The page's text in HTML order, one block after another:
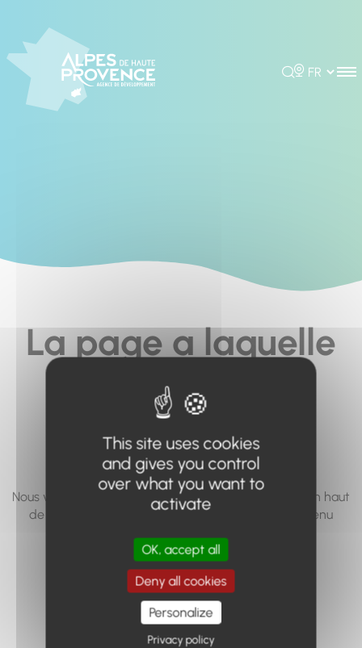
Rechercher
Choisir la
La page a laquelle
vous cherchez à
accéder n'existe
pas... ou plus.
Nous vous invitons à utiliser le moteur de recherche en haut
de page, ou à utiliser le menu pour trouver le contenu
Retour à l'accueil
This site uses cookies
and gives you control
over what you want to
activate
OK, accept all
Deny all cookies
Personalize
Privacy policy